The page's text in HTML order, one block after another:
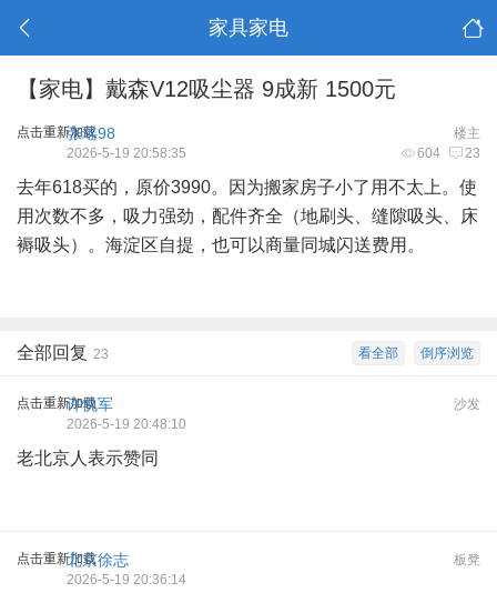
家具家电
【家电】戴森V12吸尘器 9成新 1500元
点击重新加载 楼主
张瑶98
604 23
2026-5-19 20:58:35
去年618买的，原价3990。因为搬家房子小了用不太上。使
用次数不多，吸力强劲，配件齐全（地刷头、缝隙吸头、床
褥吸头）。海淀区自提，也可以商量同城闪送费用。
倒序浏览
看全部
全部回复 23
点击重新加载 沙发
许悦军
2026-5-19 20:48:10
老北京人表示赞同
点击重新加载 板凳
北京徐志
2026-5-19 20:36:14